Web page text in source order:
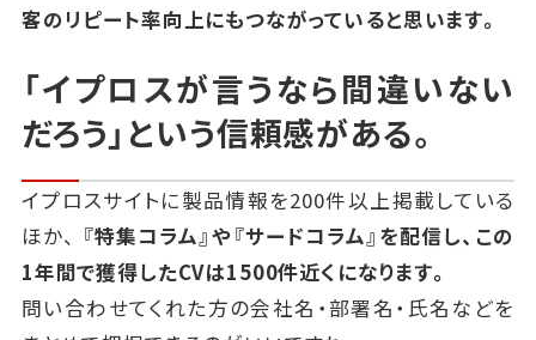
客のリピート率向上にもつながっていると思います。
「イプロスが言うなら間違いない
だろう」という信頼感がある。
イプロスサイトに製品情報を200件以上掲載している
ほか、 『特集コラム』や『サードコラム』を配信し、この
1年間で獲得したCVは1500件近くになります。
問い合わせてくれた方の会社名・部署名・氏名などを